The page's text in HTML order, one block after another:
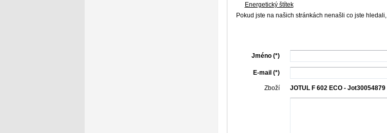
Energetický štítek
Pokud jste na našich stránkách nenašli co jste
Jméno (*)
E-mail (*)
Zboží JOTUL F 602 ECO - Jot30054879